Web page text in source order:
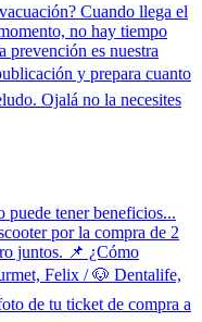
Cuando llega el
no hay tiempo
prevención es nuestra
y prepara cuanto
Ojalá no la necesites
puede tener beneficios...
por la compra de 2
juntos. 📌 ¿Cómo
Felix / 🐶 Dentalife,
de tu ticket de compra a